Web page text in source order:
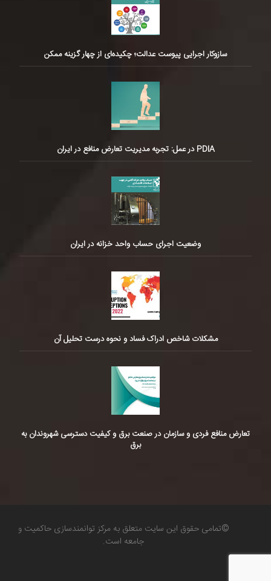
سازوکار اجرایی پیوست عدالت؛ چکیده‌ای از چهار گزینه ممکن
PDIA در عمل: تجربه مدیریت تعارض منافع در ایران
وضعیت اجرای حساب واحد خزانه در ایران
مشکلات شاخص ادراک فساد و نحوه درست تحلیل آن
تعارض منافع فردی و سازمان در صنعت برق و کیفیت دسترسی شهروندان به
برق
©تمامی حقوق این سایت متعلق به مرکز توانمندسازی حاکمیت و
جامعه است.